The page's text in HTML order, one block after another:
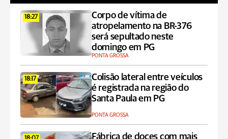
18:27
Corpo de vítima de
atropelamento na BR-376
será sepultado neste
domingo em PG
PONTA GROSSA
18:17
Colisão lateral entre veículos
é registrada na região do
Santa Paula em PG
PONTA GROSSA
Fábrica de doces com mais